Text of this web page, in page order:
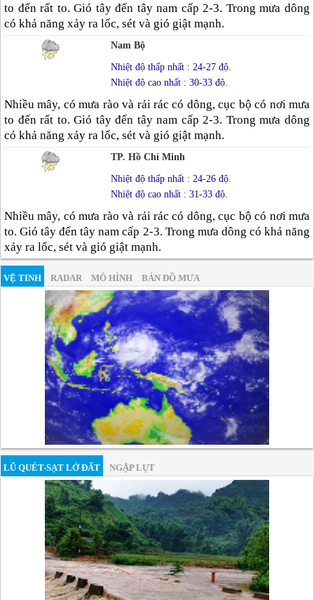
to đến rất to. Gió tây đến tây nam cấp 2-3. Trong mưa dông
có khả năng xảy ra lốc, sét và gió giật mạnh.
Nam Bộ
Nhiệt độ thấp nhất : 24-27 độ.
Nhiệt độ cao nhất : 30-33 độ.
Nhiều mây, có mưa rào và rải rác có dông, cục bộ có nơi mưa
to đến rất to. Gió tây đến tây nam cấp 2-3. Trong mưa dông
có khả năng xảy ra lốc, sét và gió giật mạnh.
TP. Hồ Chí Minh
Nhiệt độ thấp nhất : 24-26 độ.
Nhiệt độ cao nhất : 31-33 độ.
Nhiều mây, có mưa rào và rải rác có dông, cục bộ có nơi mưa
to. Gió tây đến tây nam cấp 2-3. Trong mưa dông có khả năng
xảy ra lốc, sét và gió giật mạnh.
VỆ TINH RADAR MÔ HÌNH BẢN ĐỒ MƯA
LŨ QUÉT-SẠT LỞ ĐẤT NGẬP LỤT